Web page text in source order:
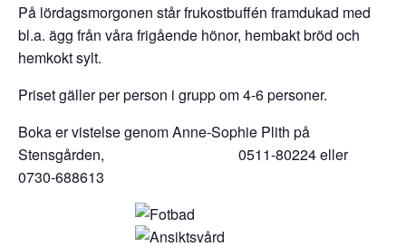
På lördagsmorgonen står frukostbuffén framdukad med
bl.a. ägg från våra frigående hönor, hembakt bröd och
hemkokt sylt.
Priset gäller per person i grupp om 4-6 personer.
Boka er vistelse genom Anne-Sophie Plith på
Stensgården, 0511-80224 eller
0730-688613